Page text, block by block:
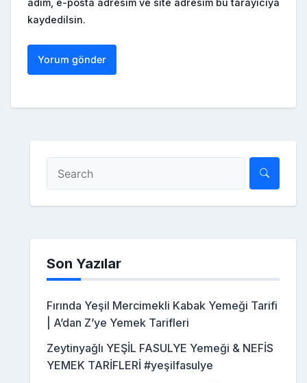
adım, e-posta adresim ve site adresim bu tarayıcıya
kaydedilsin.
Son Yazılar
Fırında Yeşil Mercimekli Kabak Yemeği Tarifi
| A’dan Z’ye Yemek Tarifleri
Zeytinyağlı YEŞİL FASULYE Yemeği & NEFİS
YEMEK TARİFLERİ #yeşilfasulye